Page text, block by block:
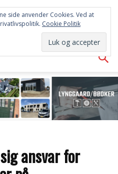
ansvar for
side anvender Cookies. Ved at
Cookie Politik